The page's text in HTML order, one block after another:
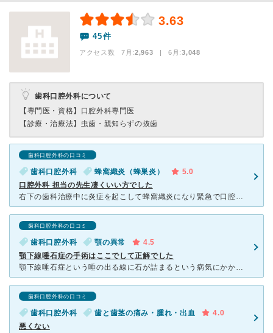
3.63
45件
アクセス数 7月:2,963 | 6月:3,048
歯科口腔外科について
【専門医・資格】 口腔外科専門医
【診療・治療法】 虫歯・親知らずの抜歯
歯科口腔外科の口コミ
歯科口腔外科 蜂窩織炎（蜂巣炎）
5.0
口腔外科 担当の先生凄くいい方でした
右下の歯科治療中に炎症を起こして蜂窩織炎になり緊急で口腔外科の牛村先生に診て頂きました。妊娠中ということもあり、使える薬も限られている中旦那の細かい質問にも丁寧に答えて頂き説明もしっかりして頂き、とて
歯科口腔外科の口コミ
歯科口腔外科 顎の異常
4.5
顎下線唾石症の手術はここでして正解でした
顎下線唾石症という唾の出る線に石が詰まるという病気にかかり、他の大きな病院では石の位置的に首側から切って手術をしないといけないと言われました。 母の手術を失敗した病院だったので信用ならず自分で検索し
歯科口腔外科の口コミ
歯科口腔外科 歯と歯茎の痛み・腫れ・出血
4.0
悪くない